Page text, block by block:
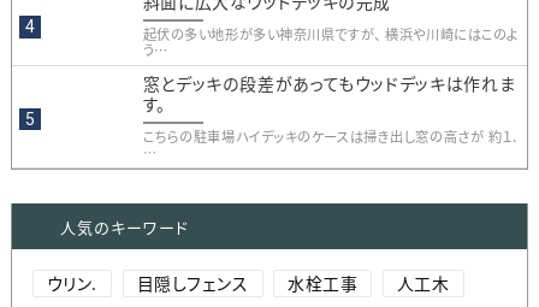
起伏の多い地形が多い神奈川県ですが、 横浜や川崎にはこのよ
う…
窓とデッキの段差があってもウッドデッキは作れま
す。
こちらの駐車場ハイデッキのケースは掃き出し窓の高さが 約１．
…
人気のキーワード
ウリン. 目隠しフェンス 水栓工事
人工木